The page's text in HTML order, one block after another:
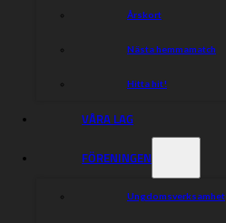
Årskort
Nästa hemmamatch
Hitta hit!
VÅRA LAG
FÖRENINGEN
Ungdomsverksamhet